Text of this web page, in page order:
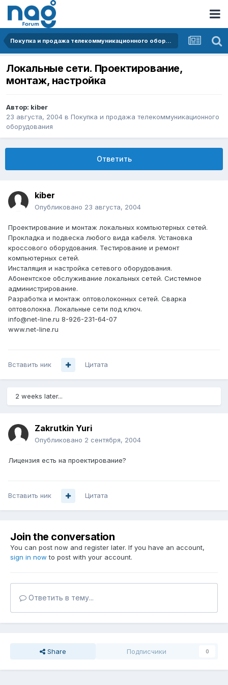
Покупка и продажа телекоммуникационного оборудования
Локальные сети. Проектирование,
монтаж, настройка
Автор: kiber
23 августа, 2004 в Покупка и продажа телекоммуникационного
оборудования
Ответить
kiber
Опубликовано 23 августа, 2004
Проектирование и монтаж локальных компьютерных сетей.
Прокладка и подвеска любого вида кабеля. Установка
кроссового оборудования. Тестирование и ремонт
компьютерных сетей.
Инсталяция и настройка сетевого оборудования.
Абонентское обслуживание локальных сетей. Системное
администрирование.
Разработка и монтаж оптоволоконных сетей. Сварка
оптоволокна. Локальные сети под ключ.
info@net-line.ru 8-926-231-64-07
www.net-line.ru
Вставить ник Цитата
2 weeks later...
Zakrutkin Yuri
Опубликовано 2 сентября, 2004
Лицензия есть на проектирование?
Вставить ник Цитата
Join the conversation
You can post now and register later. If you have an account,
sign in now to post with your account.
Ответить в тему...
Share Подписчики 0